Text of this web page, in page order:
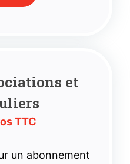
et
TTC
un abonnement